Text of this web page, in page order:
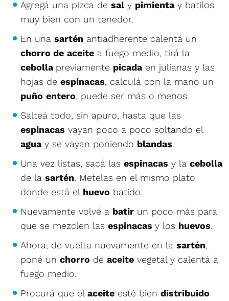
Agregá una pizca de sal y pimientay batilos
muy bien con un tenedor.
En una sartén antiadherente calentá un
chorro de aceite a fuego medio, tirá la
cebolla previamente picadaen julianas y las
hojas de espinacas, calculá con la mano un
puño entero, puede ser más o menos.
Salteá todo, sin apuro, hasta que las
espinacas vayan poco a poco soltando el
aguay se vayan poniendo blandas.
Una vez listas, sacá las espinacas y la cebolla
de la sartén. Metelas en el mismo plato
donde está el huevo batido.
Nuevamente volvé a batir un poco más para
que se mezclen las espinacas y los huevos.
Ahora, de vuelta nuevamente en la sartén,
poné un chorro de aceite vegetal y calentá a
fuego medio.
Procurá que el aceite esté bien distribuido